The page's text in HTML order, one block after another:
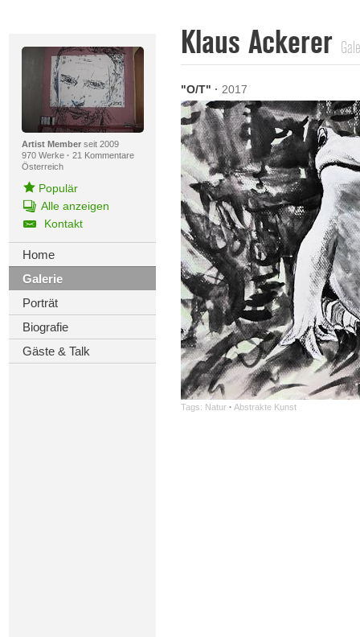
Artist Memberseit 2009
970 Werke · 21 Kommentare
Österreich
Populär
Alle anzeigen
Kontakt
Home
Galerie
Porträt
Biografie
Gäste & Talk
Klaus Ackerer
"O/T" · 2017
Tags: Natur · Abstrakte Kunst